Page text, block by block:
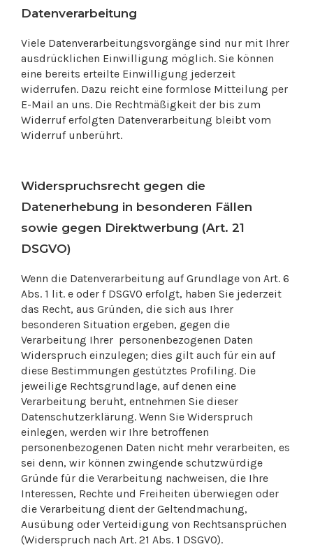
Datenverarbeitung
Viele Datenverarbeitungsvorgänge sind nur mit Ihrer
ausdrücklichen Einwilligung möglich. Sie können
eine bereits erteilte Einwilligung jederzeit
widerrufen. Dazu reicht eine formlose Mitteilung per
E-Mail an uns. Die Rechtmäßigkeit der bis zum
Widerruf erfolgten Datenverarbeitung bleibt vom
Widerruf unberührt.
Widerspruchsrecht gegen die
Datenerhebung in besonderen Fällen
sowie gegen Direktwerbung (Art. 21
DSGVO)
Wenn die Datenverarbeitung auf Grundlage von Art. 6
Abs. 1 lit. e oder f DSGVO erfolgt, haben Sie jederzeit
das Recht, aus Gründen, die sich aus Ihrer
besonderen Situation ergeben, gegen die
Verarbeitung Ihrer personenbezogenen Daten
Widerspruch einzulegen; dies gilt auch für ein auf
diese Bestimmungen gestütztes Profiling. Die
jeweilige Rechtsgrundlage, auf denen eine
Verarbeitung beruht, entnehmen Sie dieser
Datenschutzerklärung. Wenn Sie Widerspruch
einlegen, werden wir Ihre betroffenen
personenbezogenen Daten nicht mehr verarbeiten, es
sei denn, wir können zwingende schutzwürdige
Gründe für die Verarbeitung nachweisen, die Ihre
Interessen, Rechte und Freiheiten überwiegen oder
die Verarbeitung dient der Geltendmachung,
Ausübung oder Verteidigung von Rechtsansprüchen
(Widerspruch nach Art. 21 Abs. 1 DSGVO).